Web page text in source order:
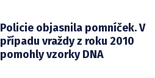
Policie objasnila pomníček. V
případu vraždy z roku 2010
pomohly vzorky DNA